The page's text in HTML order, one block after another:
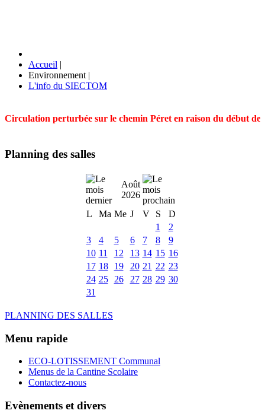
Accueil |
Environnement |
L'info du SIECTOM
Circulation perturbée sur le chemin Péret en raison du début
Planning des salles
Août
2026
L
Ma Me J V S
D
1
2
3
4 5 6 7 8
9
10 11 12 13 14 15 16
17 18 19 20 21 22 23
24 25 26 27 28 29 30
31
PLANNING DES SALLES
Menu rapide
ECO-LOTISSEMENT Communal
Menus de la Cantine Scolaire
Contactez-nous
Evènements et divers